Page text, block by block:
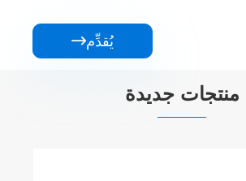
يُقدِّم
منتجات جديدة